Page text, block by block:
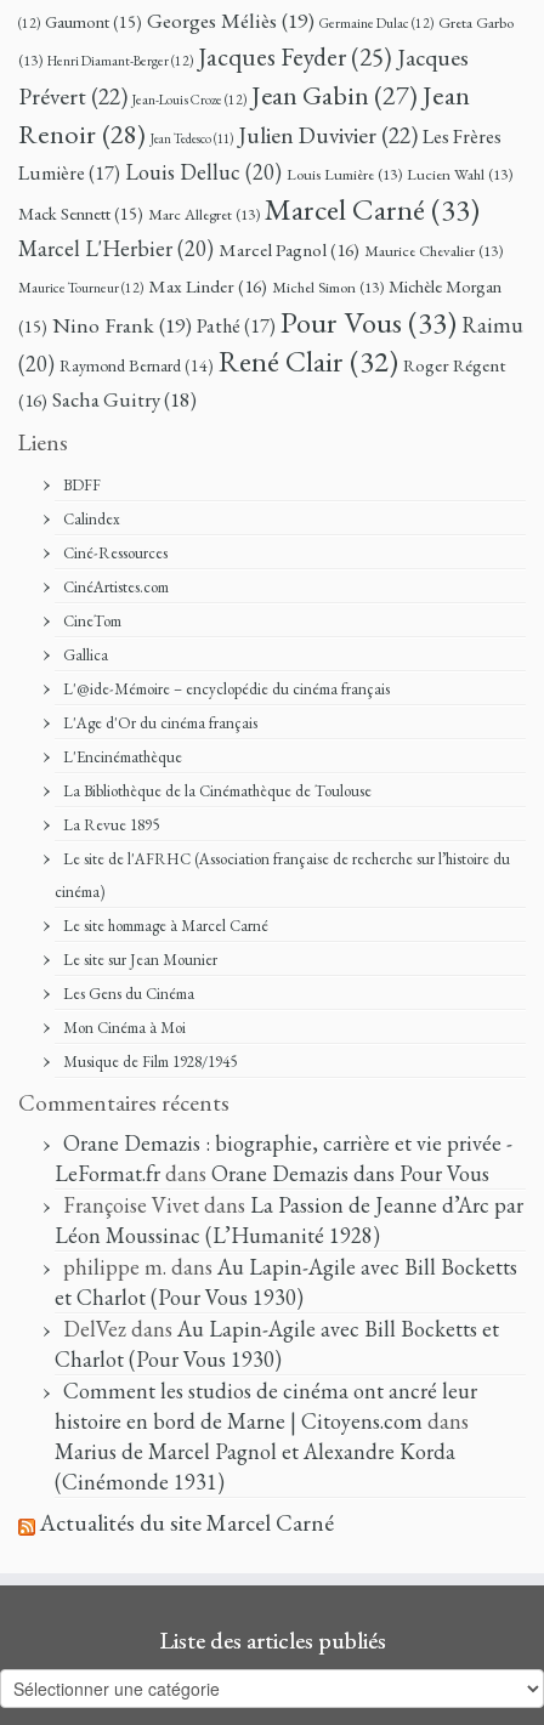
(12) Gaumont(15) Georges Méliès (19) Germaine Dulac (12) Greta Garbo
(13) Henri Diamant-Berger(12) Jacques Feyder(25) Jacques
Prévert(22) Jean-Louis Croze (12) Jean Gabin (27) Jean
Renoir (28) Jean Tedesco(11) Julien Duvivier(22)Les Frères
Lumière(17) Louis Delluc (20) Louis Lumière (13) Lucien Wahl (13)
Mack Sennett(15) Marc Allegret (13) Marcel Carné (33)
Marcel L'Herbier(20) Marcel Pagnol(16) Maurice Chevalier (13)
Maurice Tourneur(12) Max Linder(16) Michel Simon (13) Michèle Morgan
(15) Nino Frank(19) Pathé(17) Pour Vous (33) Raimu
(20) Raymond Bernard(14) René Clair (32) Roger Régent
(16) Sacha Guitry(18)
Liens
BDFF
Calindex
Ciné-Ressources
CinéArtistes.com
CineTom
Gallica
L'@ide-Mémoire – encyclopédie du cinéma français
L'Age d'Or du cinéma français
L'Encinémathèque
La Bibliothèque de la Cinémathèque de Toulouse
La Revue 1895
Le site de l'AFRHC (Association française de recherche sur l’histoire du
cinéma)
Le site hommage à Marcel Carné
Le site sur Jean Mounier
Les Gens du Cinéma
Mon Cinéma à Moi
Musique de Film 1928/1945
Commentaires récents
Orane Demazis : biographie, carrière et vie privée -
LeFormat.frdans Orane Demazis dans Pour Vous
Françoise Vivetdans La Passion de Jeanne d’Arc par
Léon Moussinac (L’Humanité 1928)
philippe m. dans Au Lapin-Agile avec Bill Bocketts
et Charlot (Pour Vous 1930)
DelVezdans Au Lapin-Agile avec Bill Bocketts et
Charlot (Pour Vous 1930)
Comment les studios de cinéma ont ancré leur
histoire en bord de Marne | Citoyens.comdans
Marius de Marcel Pagnol et Alexandre Korda
(Cinémonde 1931)
Actualités du site Marcel Carné
Liste des articles publiés
Liste
des